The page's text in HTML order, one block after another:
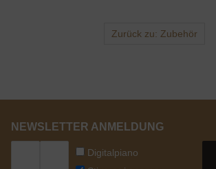
Zurück zu: Zubehör
NEWSLETTER ANMELDUNG
Digitalpiano